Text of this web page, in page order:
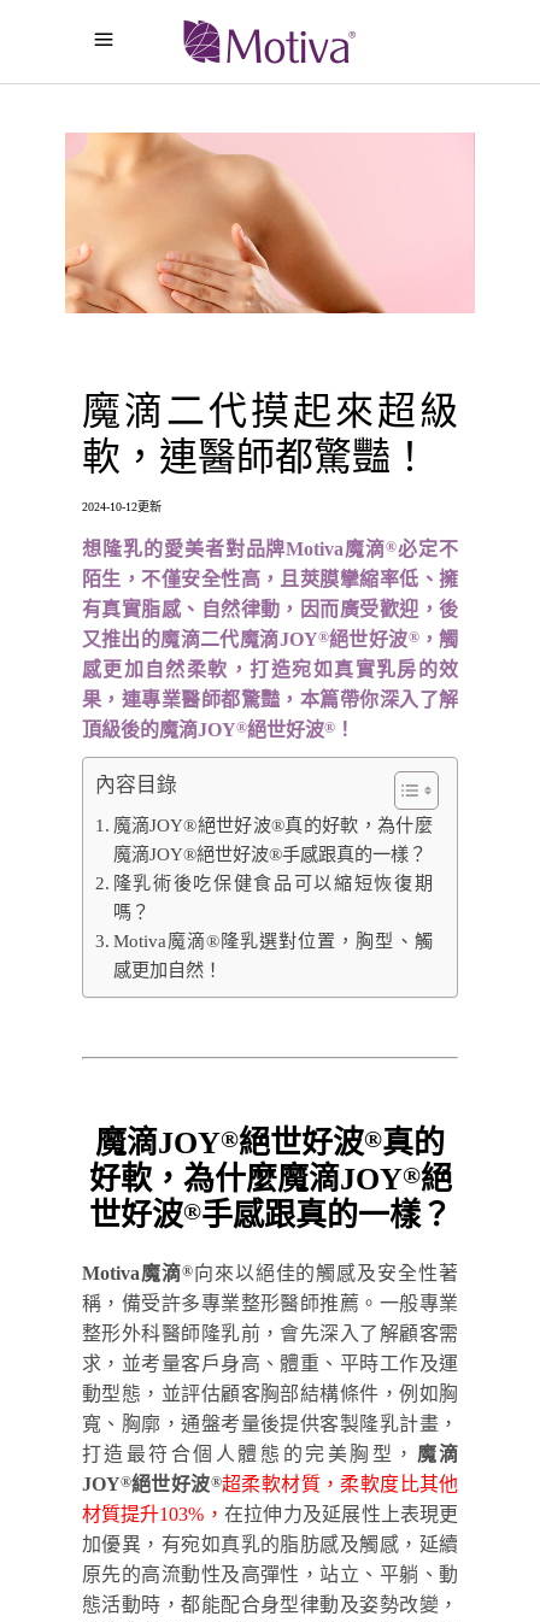
魔滴二代摸起來超級
軟，連醫師都驚豔！
2024-10-12更新
想隆乳的愛美者對品牌Motiva魔滴®必定不
陌生，不僅安全性高，且莢膜攣縮率低、擁
有真實脂感、自然律動，因而廣受歡迎，後
又推出的魔滴二代魔滴JOY®絕世好波®，觸
感更加自然柔軟，打造宛如真實乳房的效
果，連專業醫師都驚豔，本篇帶你深入了解
頂級後的魔滴JOY®絕世好波®！
內容目錄
魔滴JOY®絕世好波®真的好軟，為什麼
魔滴JOY®絕世好波®手感跟真的一樣？
隆乳術後吃保健食品可以縮短恢復期
嗎？
Motiva魔滴®隆乳選對位置，胸型、觸
感更加自然！
魔滴JOY®絕世好波®真的
好軟，為什麼魔滴JOY®絕
世好波®手感跟真的一樣？
Motiva魔滴®向來以絕佳的觸感及安全性著
稱，備受許多專業整形醫師推薦。一般專業
整形外科醫師隆乳前，會先深入了解顧客需
求，並考量客戶身高、體重、平時工作及運
動型態，並評估顧客胸部結構條件，例如胸
寬、胸廓，通盤考量後提供客製隆乳計畫，
打造最符合個人體態的完美胸型， 魔滴
JOY®絕世好波®超柔軟材質，柔軟度比其他
材質提升103%， 在拉伸力及延展性上表現更
加優異，有宛如真乳的脂肪感及觸感，延續
原先的高流動性及高彈性，站立、平躺、動
態活動時，都能配合身型律動及姿勢改變，